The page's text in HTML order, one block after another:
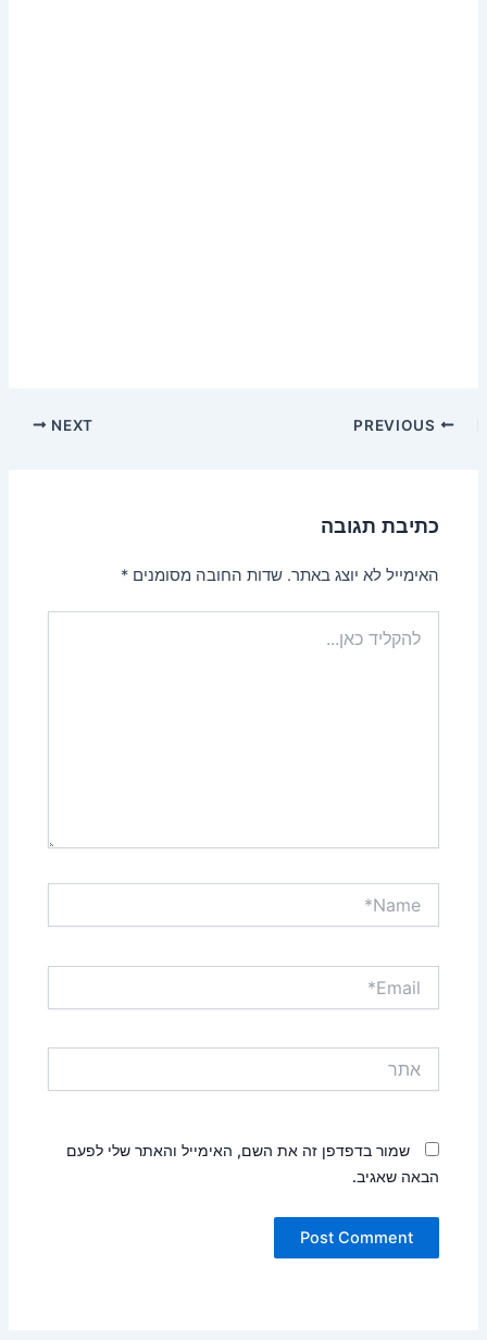
NEXT
כתיבת תגובה
האימייל לא יוצג באתר. שדות החובה מסומנים*
כאן...
שמור בדפדפן זה את השם, האימייל והאתר שלי לפעם
הבאה שאגיב.